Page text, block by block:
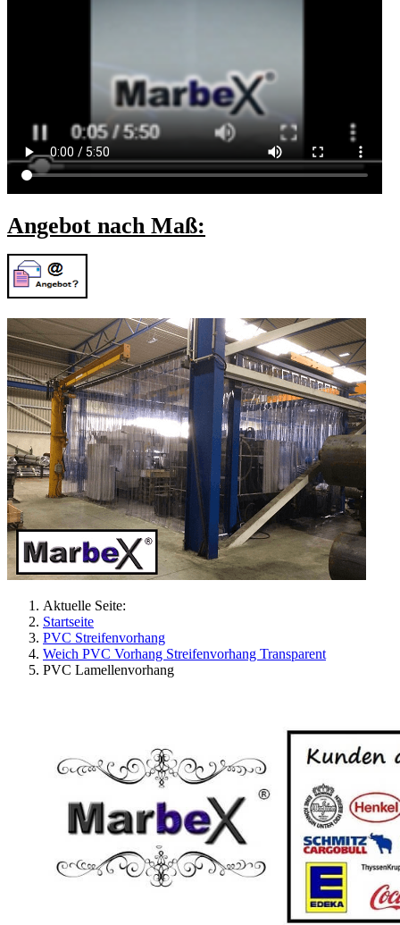
Angebot nach Maß:
Aktuelle Seite:
Startseite
PVC Streifenvorhang
Weich PVC Vorhang Streifenvorhang Transparent
PVC Lamellenvorhang